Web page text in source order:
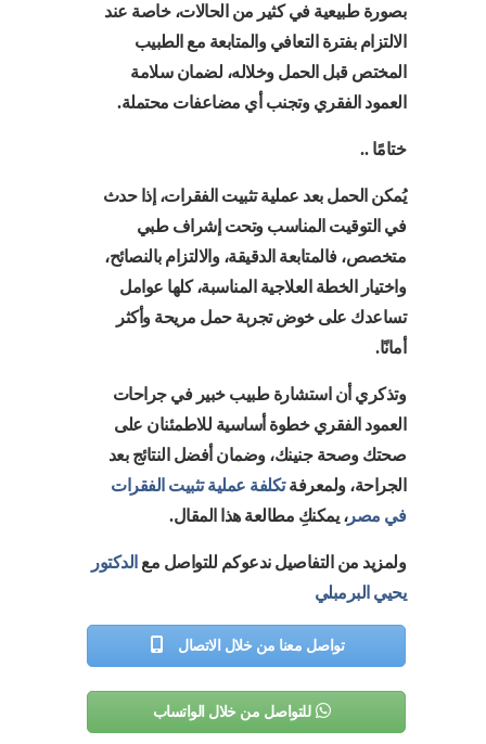
بصورة طبيعية في كثير من الحالات، خاصة عند
الالتزام بفترة التعافي والمتابعة مع الطبيب
المختص قبل الحمل وخلاله، لضمان سلامة
العمود الفقري وتجنب أي مضاعفات محتملة.
ختامًا ..
يُمكن الحمل بعد عملية تثبيت الفقرات، إذا حدث
في التوقيت المناسب وتحت إشراف طبي
متخصص، فالمتابعة الدقيقة، والالتزام بالنصائح،
واختيار الخطة العلاجية المناسبة، كلها عوامل
تساعدك على خوض تجربة حمل مريحة وأكثر
أمانًا.
وتذكري أن استشارة طبيب خبير في جراحات
العمود الفقري خطوة أساسية للاطمئنان على
صحتك وصحة جنينك، وضمان أفضل النتائج بعد
الجراحة، ولمعرفةتكلفة عملية تثبيت الفقرات
في مصر، يمكنكِ مطالعة هذا المقال.
ولمزيد من التفاصيل ندعوكم للتواصل مع الدكتور
يحيي البرمبلي
تواصل معنا من خلال الاتصال
للتواصل من خلال الواتساب